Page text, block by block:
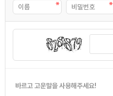
바르고 고운말을 사용해주세요!